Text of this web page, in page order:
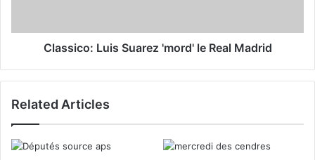
Classico: Luis Suarez 'mord' le Real Madrid
Related Articles